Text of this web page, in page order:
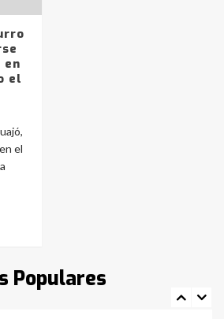
en
el
el
Populares
de los combustibles en
desde YPF hasta Axion
de Cereales de Bahía
anticipa que Agosto vendrá
y heladas, en gran parte
detenidos por
de drogas en la
sábado